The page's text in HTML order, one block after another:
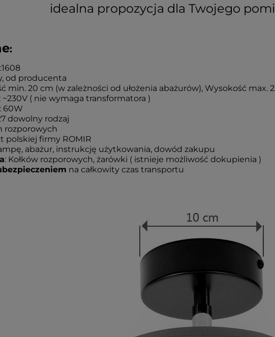
idealna propozycja dla Twojego
:
od producenta
min. 20 cm (w zależności od ułożenia abażurów), Wysokość max.
: ~230V ( nie wymaga transformatora )
60W
dowolny rodzaj
rozporowych
polskiej firmy ROMIR
abażur, instrukcję użytkowania, dowód zakupu
: Kołków rozporowych, żarówki ( istnieje możliwość dokupienia )
na całkowity czas transportu